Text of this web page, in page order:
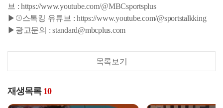
브 : https://www.youtube.com/@MBCsportsplus
▶⚾스톡킹 유튜브 : https://www.youtube.com/@sportstalkking
▶광고문의 : standard@mbcplus.com
목록보기
재생목록 10